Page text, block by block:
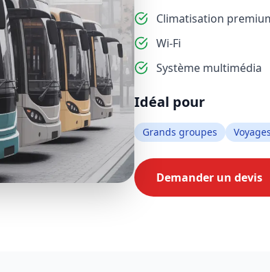
Climatisation
Wi-Fi
Système multimédia
Idéal pour
Grands groupes
Demander un devis